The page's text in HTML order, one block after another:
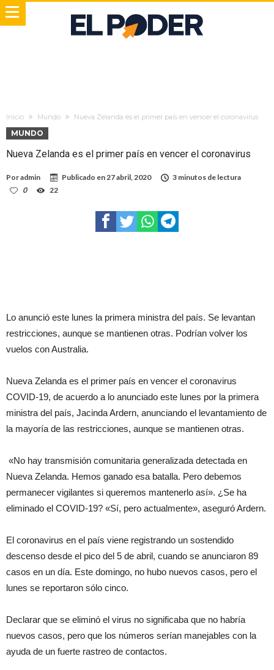
Inicio Mundo Nueva Zelanda es el primer país en vencer el coronavirus
MUNDO
Nueva Zelanda es el primer país en vencer el coronavirus
Poradmin Publicado en27 abril, 2020
3 minutos de lectura
0
22
Lo anunció este lunes la primera ministra del país. Se levantan
restricciones, aunque se mantienen otras. Podrían volver los
vuelos con Australia.
Nueva Zelanda es el primer país en vencer el coronavirus
COVID-19, de acuerdo a lo anunciado este lunes por la primera
ministra del país, Jacinda Ardern, anunciando el levantamiento de
la mayoría de las restricciones, aunque se mantienen otras.
«No hay transmisión comunitaria generalizada detectada en
Nueva Zelanda. Hemos ganado esa batalla. Pero debemos
permanecer vigilantes si queremos mantenerlo así». ¿Se ha
eliminado el COVID-19? «Sí, pero actualmente», aseguró Ardern.
El coronavirus en el país viene registrando un sostendido
descenso desde el pico del 5 de abril, cuando se anunciaron 89
casos en un día. Este domingo, no hubo nuevos casos, pero el
lunes se reportaron sólo cinco.
Declarar que se eliminó el virus no significaba que no habría
nuevos casos, pero que los números serían manejables con la
ayuda de un fuerte rastreo de contactos.